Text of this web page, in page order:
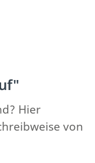
Hier
von